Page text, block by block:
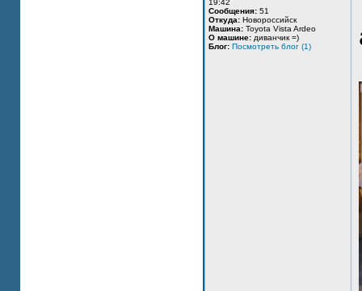
19:42
Сообщения: 51
Откуда: Новороссийск
Машина: Toyota Vista Ardeo
О машине: диванчик =)
Блог: Посмотреть блог (1)